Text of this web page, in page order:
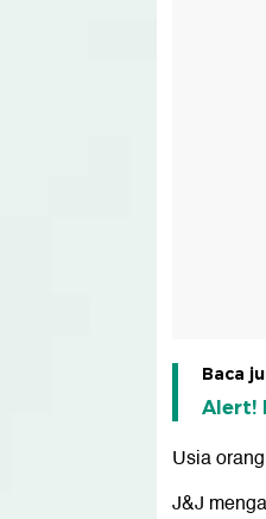
Baca
Alert!
Usia
J&J